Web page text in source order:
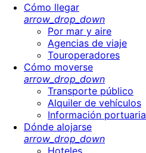
Cómo llegar
arrow_drop_down
Por mar y aire
Agencias de viaje
Touroperadores
Cómo moverse
arrow_drop_down
Transporte público
Alquiler de vehículos
Información portuaria
Dónde alojarse
arrow_drop_down
Hoteles